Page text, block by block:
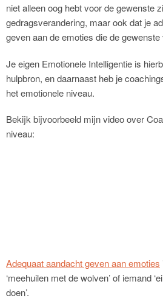
niet alleen oog hebt voor de gewenste
gedragsverandering, maar ook dat je
geven aan de emoties die de
Je eigen Emotionele Intelligentie is
hulpbron, en daarnaast heb je
het emotionele niveau.
Bekijk bijvoorbeeld mijn video over
niveau:
Adequaat aandacht geven aan emoties
‘meehuilen met de wolven’ of iemand
doen’.